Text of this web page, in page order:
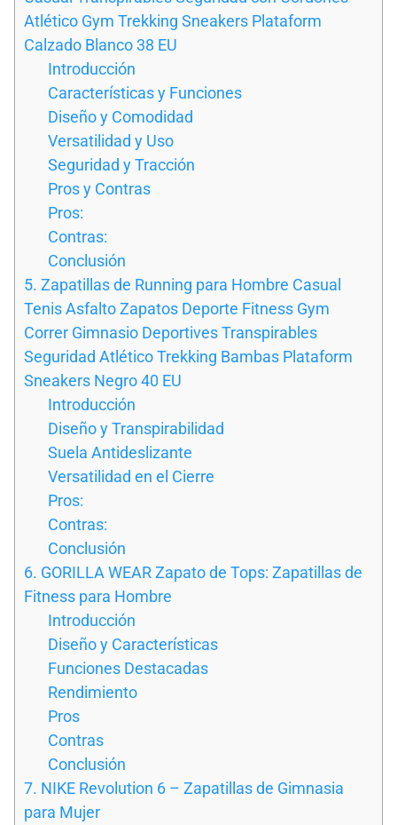
Atlético Gym Trekking Sneakers Plataform
Calzado Blanco 38 EU
Introducción
Características y Funciones
Diseño y Comodidad
Versatilidad y Uso
Seguridad y Tracción
Pros y Contras
Pros:
Contras:
Conclusión
5. Zapatillas de Running para Hombre Casual
Tenis Asfalto Zapatos Deporte Fitness Gym
Correr Gimnasio Deportives Transpirables
Seguridad Atlético Trekking Bambas Plataform
Sneakers Negro 40 EU
Introducción
Diseño y Transpirabilidad
Suela Antideslizante
Versatilidad en el Cierre
Pros:
Contras:
Conclusión
6. GORILLA WEAR Zapato de Tops: Zapatillas de
Fitness para Hombre
Introducción
Diseño y Características
Funciones Destacadas
Rendimiento
Pros
Contras
Conclusión
7. NIKE Revolution 6 – Zapatillas de Gimnasia
para Mujer